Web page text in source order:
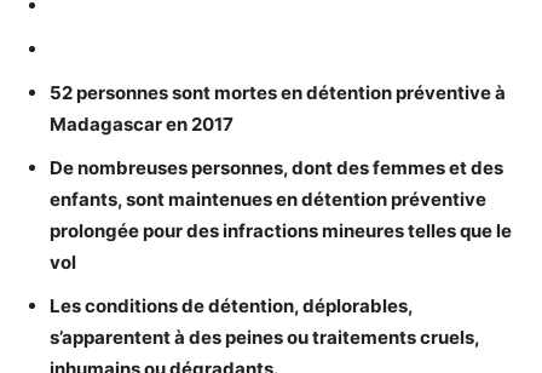
52 personnes sont mortes en détention préventive à
Madagascar en 2017
De nombreuses personnes, dont des femmes et des
enfants, sont maintenues en détention préventive
prolongée pour des infractions mineures telles que le
vol
Les conditions de détention, déplorables,
s’apparentent à des peines ou traitements cruels,